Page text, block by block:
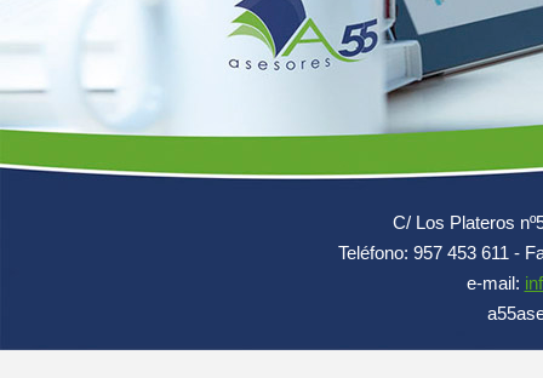
C/ Los Plateros
Teléfono: 957 453 611 -
e-mail: